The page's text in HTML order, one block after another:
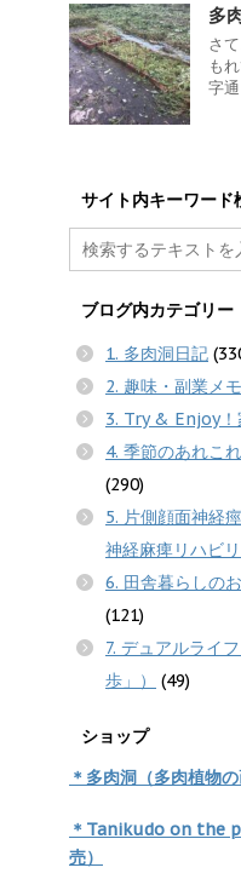
多
さ
も
字
サイト内キーワード
ブログ内カテゴリー
1. 多肉洞日記
2. 趣味・副業メモ
3. Try & Enjoy！
4. 季節のあれこ
(290)
5. 片側顔面神経
神経麻痺リハビ
6. 田舎暮らしの
(121)
7. デュアルライ
歩」）
(49)
ショップ
＊多肉洞（多肉植物
＊Tanikudo on the
売）